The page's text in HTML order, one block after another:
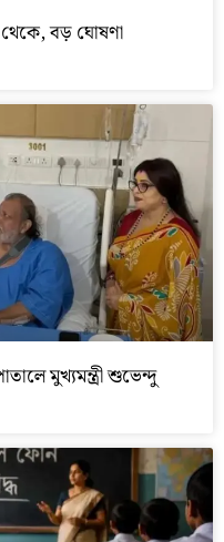
বড় ঘোষণা
মুখ্যমন্ত্রী শুভেন্দু